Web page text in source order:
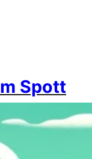
Spott